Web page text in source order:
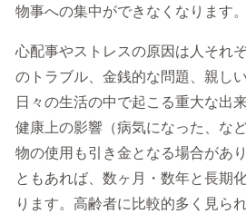
物事への集中ができなくなります。
心配事やストレスの原因は人それ
のトラブル、金銭的な問題、親し
日々の生活の中で起こる重大な出
健康上の影響（病気になった、な
物の使用も引き金となる場合があ
ともあれば、数ヶ月・数年と長期
ります。高齢者に比較的多く見ら